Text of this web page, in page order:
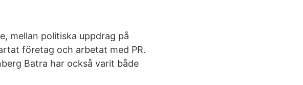
mellan politiska uppdrag på
företag och arbetat med PR.
Batra har också varit både